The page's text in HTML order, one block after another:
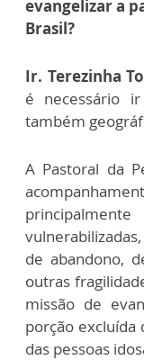
evangelizar a
Brasil?
Ir. Terezinha
é necessário
também
A Pastoral da
de abandono,
outras
missão de
porção excluída
das pessoas